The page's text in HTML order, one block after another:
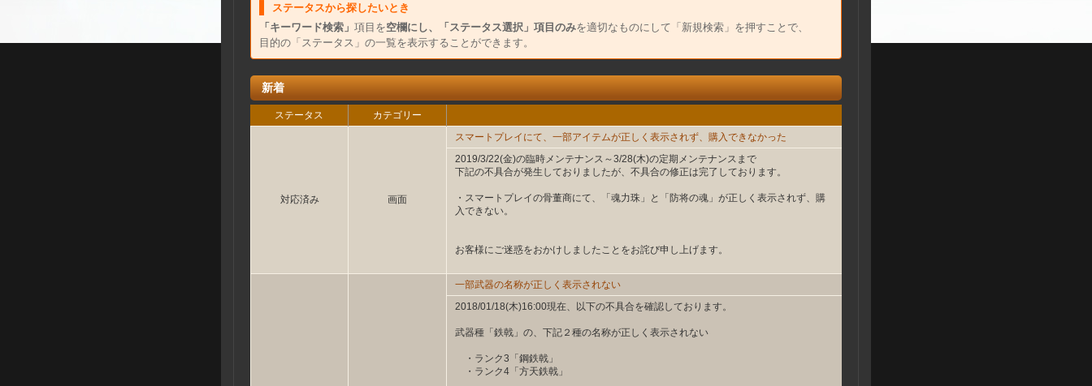
ステータスから探したいとき
「キーワード検索」 項目を空欄にし、「ステータス選択」項目のみを適切なものにして「新規検索」を押すことで、
目的の「ステータス」の一覧を表示することができます。
新着
ステータス カテゴリー
対応済み 画面
スマートプレイにて、一部アイテムが正しく表示されず、購入できなかった
2019/3/22(金)の臨時メンテナンス～3/28(木)の定期メンテナンスまで
下記の不具合が発生しておりましたが、不具合の修正は完了しております。
・スマートプレイの骨董商にて、「魂力珠」と「防将の魂」が正しく表示されず、購
入できない。
お客様にご迷惑をおかけしましたことをお詫び申し上げます。
一部武器の名称が正しく表示されない
2018/01/18(木)16:00現在、以下の不具合を確認しております。
武器種「鉄戟」の、下記２種の名称が正しく表示されない
・ランク3「鋼鉄戟」
・ランク4「方天鉄戟」